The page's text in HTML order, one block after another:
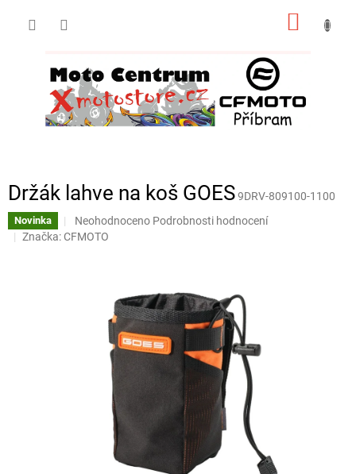
Držák lahve na koš GOES9DRV-809100-1100
Novinka
Průměrné
hodnocení
hvězdiček.
Neohodnoceno Podrobnosti hodnocení
Značka:CFMOTO